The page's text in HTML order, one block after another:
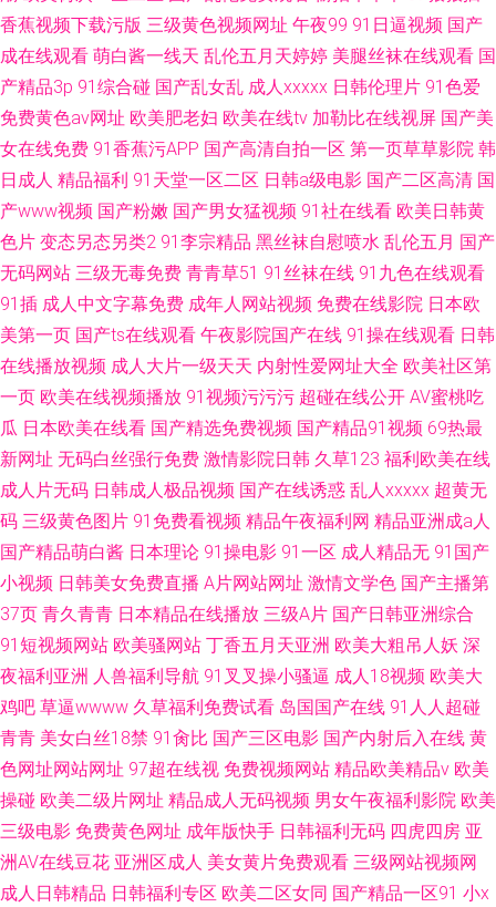
香蕉视频下载污版 三级黄色视频网址 午夜99 91日逼视频 国产
成在线观看 萌白酱一线天 乱伦五月天婷婷 美腿丝袜在线观看 国
产精品3p 91综合碰 国产乱女乱 成人xxxxx 日韩伦理片 91色爱
免费黄色av网址 欧美肥老妇 欧美在线tv 加勒比在线视屏 国产美
女在线免费 91香蕉污APP 国产高清自拍一区 第一页草草影院 韩
日成人 精品福利 91天堂一区二区 日韩a级电影 国产二区高清 国
产www视频 国产粉嫩 国产男女猛视频 91社在线看 欧美日韩黄
色片 变态另态另类2 91李宗精品 黑丝袜自慰喷水 乱伦五月 国产
无码网站 三级无毒免费 青青草51 91丝袜在线 91九色在线观看
91插 成人中文字幕免费 成年人网站视频 免费在线影院 日本欧
美第一页 国产ts在线观看 午夜影院国产在线 91操在线观看 日韩
在线播放视频 成人大片一级天天 内射性爱网址大全 欧美社区第
一页 欧美在线视频播放 91视频污污污 超碰在线公开 AV蜜桃吃
瓜 日本欧美在线看 国产精选免费视频 国产精品91视频 69热最
新网址 无码白丝强行免费 激情影院日韩 久草123 福利欧美在线
成人片无码 日韩成人极品视频 国产在线诱惑 乱人xxxxx 超黄无
码 三级黄色图片 91免费看视频 精品午夜福利网 精品亚洲成a人
国产精品萌白酱 日本理论 91操电影 91一区 成人精品无 91国产
小视频 日韩美女免费直播 A片网站网址 激情文学色 国产主播第
37页 青久青青 日本精品在线播放 三级A片 国产日韩亚洲综合
91短视频网站 欧美骚网站 丁香五月天亚洲 欧美大粗吊人妖 深
夜福利亚洲 人兽福利导航 91叉叉操小骚逼 成人18视频 欧美大
鸡吧 草逼wwww 久草福利免费试看 岛国国产在线 91人人超碰
青青 美女白丝18禁 91肏比 国产三区电影 国产内射后入在线 黄
色网址网站网址 97超在线视 免费视频网站 精品欧美精品v 欧美
操碰 欧美二级片网址 精品成人无码视频 男女午夜福利影院 欧美
三级电影 免费黄色网址 成年版快手 日韩福利无码 四虎四房 亚
洲AV在线豆花 亚洲区成人 美女黄片免费观看 三级网站视频网
成人日韩精品 日韩福利专区 欧美二区女同 国产精品一区91 小x